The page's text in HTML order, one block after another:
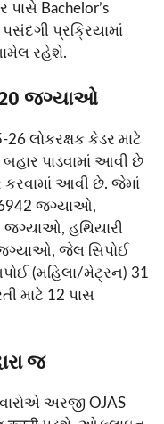
Bachelor’s
પ્રક્રિયામાં
રહેશે.
જગ્યાઓ
લોકરક્ષક કેડર માટે
પાડવામાં આવી છે
આવી છે. જેમાં
6942 જગ્યાઓ,
જગ્યાઓ, હથિયારી
જગ્યાઓ, જેલ સિપોઈ
(મહિલા/મેટ્રન) 31
માટે 12 પાસ
જ
અરજી OJAS